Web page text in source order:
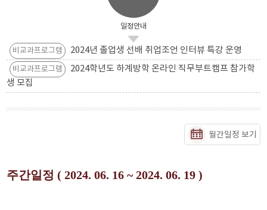
일정안내
비교과프로그램 2024년 졸업생 선배 취업조언 인터뷰 특강 운영
비교과프로그램
2024학년도 하계방학 온라인 직무부트캠프 참가학
생 모집
월간일정 보기
주간일정 ( 2024. 06. 16 ~ 2024. 06. 19 )